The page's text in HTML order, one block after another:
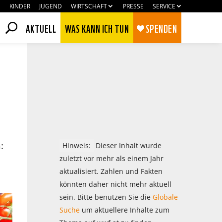
KINDER JUGEND WIRTSCHAFT PRESSE SERVICE
AKTUELL WAS KANN ICH TUN SPENDEN
Hinweis:
Dieser Inhalt wurde
zuletzt vor mehr als einem Jahr
aktualisiert. Zahlen und Fakten
könnten daher nicht mehr aktuell
sein. Bitte benutzen Sie die Globale
Sucheum aktuellere Inhalte zum
Ablehnen